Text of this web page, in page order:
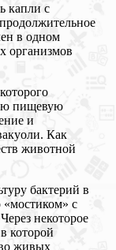
капли с
в одном
организмов
пищевую
и
Как
животной
бактерий в
с
некоторое
которой
живых